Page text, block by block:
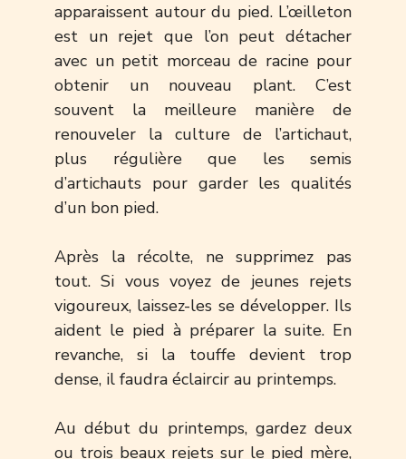
apparaissent autour du pied. L’œilleton
est un rejet que l’on peut détacher
avec un petit morceau de racine pour
obtenir un nouveau plant. C’est
souvent la meilleure manière de
renouveler la culture de l’artichaut,
plus régulière que les semis
d’artichauts pour garder les qualités
d’un bon pied.
Après la récolte, ne supprimez pas
tout. Si vous voyez de jeunes rejets
vigoureux, laissez-les se développer. Ils
aident le pied à préparer la suite. En
revanche, si la touffe devient trop
dense, il faudra éclaircir au printemps.
Au début du printemps, gardez deux
ou trois beaux rejets sur le pied mère,